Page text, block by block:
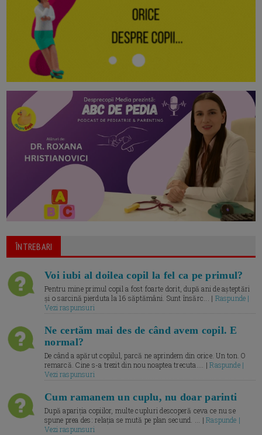
ÎNTREBARI
Voi iubi al doilea copil la fel ca pe primul?
Pentru mine primul copil a fost foarte dorit, după ani de așteptări
și o sarcină pierduta la 16 săptămâni. Sunt însărc... | Raspunde |
Vezi raspunsuri
Ne certăm mai des de când avem copil. E
normal?
De când a apărut copilul, parcă ne aprindem din orice. Un ton. O
remarcă. Cine s-a trezit din nou noaptea trecuta.... |Raspunde |
Vezi raspunsuri
Cum ramanem un cuplu, nu doar parinti
După apariția copiilor, multe cupluri descoperă ceva ce nu se
spune prea des: relația se mută pe plan secund. ... |Raspunde |
Vezi raspunsuri